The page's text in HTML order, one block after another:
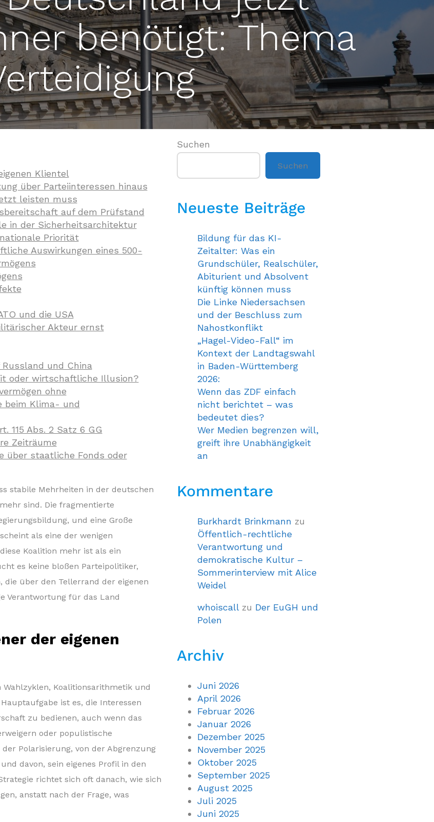
benötigt: Thema
Klientel
über Parteiinteressen hinaus
leisten muss
auf dem Prüfstand
in der Sicherheitsarchitektur
Priorität
Auswirkungen eines 500-
und die USA
Akteur ernst
und China
oder wirtschaftliche Illusion?
ohne
beim Klima- und
115 Abs. 2 Satz 6 GG
Zeiträume
über staatliche Fonds oder
stabile Mehrheiten in der deutschen
sind. Die fragmentierte
und eine Große
als eine der wenigen
Koalition mehr ist als ein
es keine bloßen Parteipolitiker,
die über den Tellerrand der eigenen
Verantwortung für das Land
der eigenen
Koalitionsarithmetik und
ist es, die Interessen
zu bedienen, auch wenn das
oder populistische
Polarisierung, von der Abgrenzung
davon, sein eigenes Profil in den
richtet sich oft danach, wie sich
anstatt nach der Frage, was
Suchen
Suchen
Neueste Beiträge
Bildung für das KI-
Zeitalter: Was ein
Grundschüler, Realschüler,
Abiturient und Absolvent
künftig können muss
Die Linke Niedersachsen
und der Beschluss zum
Nahostkonflikt
„Hagel-Video-Fall“ im
Kontext der Landtagswahl
in Baden-Württemberg
2026:
Wenn das ZDF einfach
nicht berichtet – was
bedeutet dies?
Wer Medien begrenzen will,
greift ihre Unabhängigkeit
an
Kommentare
Burkhardt Brinkmann zu
Öffentlich-rechtliche
Verantwortung und
demokratische Kultur –
Sommerinterview mit Alice
Weidel
whoiscallzu Der EuGH und
Polen
Archiv
Juni 2026
April 2026
Februar 2026
Januar 2026
Dezember 2025
November 2025
Oktober 2025
September 2025
August 2025
Juli 2025
Juni 2025